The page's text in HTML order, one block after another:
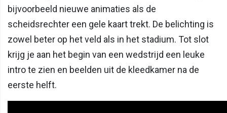
bijvoorbeeld nieuwe animaties als de
scheidsrechter een gele kaart trekt. De belichting is
zowel beter op het veld als in het stadium. Tot slot
krijg je aan het begin van een wedstrijd een leuke
intro te zien en beelden uit de kleedkamer na de
eerste helft.